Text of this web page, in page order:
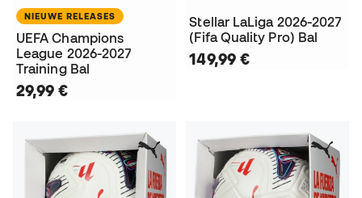
NIEUWE RELEASES
UEFA Champions
League 2026-2027
Training Bal
29,99 €
Stellar LaLiga 2026-2027
(Fifa Quality Pro) Bal
149,99 €